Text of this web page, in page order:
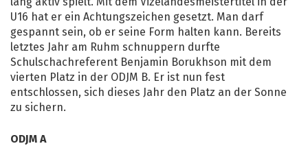
lang aktiv spielt. Mit dem Vizelandesmeistertitel in der
U16 hat er ein Achtungszeichen gesetzt. Man darf
gespannt sein, ob er seine Form halten kann. Bereits
letztes Jahr am Ruhm schnuppern durfte
Schulschachreferent Benjamin Borukhson mit dem
vierten Platz in der ODJM B. Er ist nun fest
entschlossen, sich dieses Jahr den Platz an der Sonne
zu sichern.
ODJM A